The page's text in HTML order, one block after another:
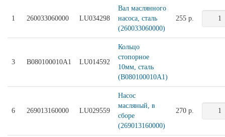
1 260033060000 LU034298
Вал маслянного
насоса, сталь
(260033060000)
255 р.
3 B080100010A1 LU014592
Кольцо
стопорное
10мм, сталь
(B080100010A1)
6 269013160000 LU029559
Насос
масляный, в
сборе
(269013160000)
270 р.